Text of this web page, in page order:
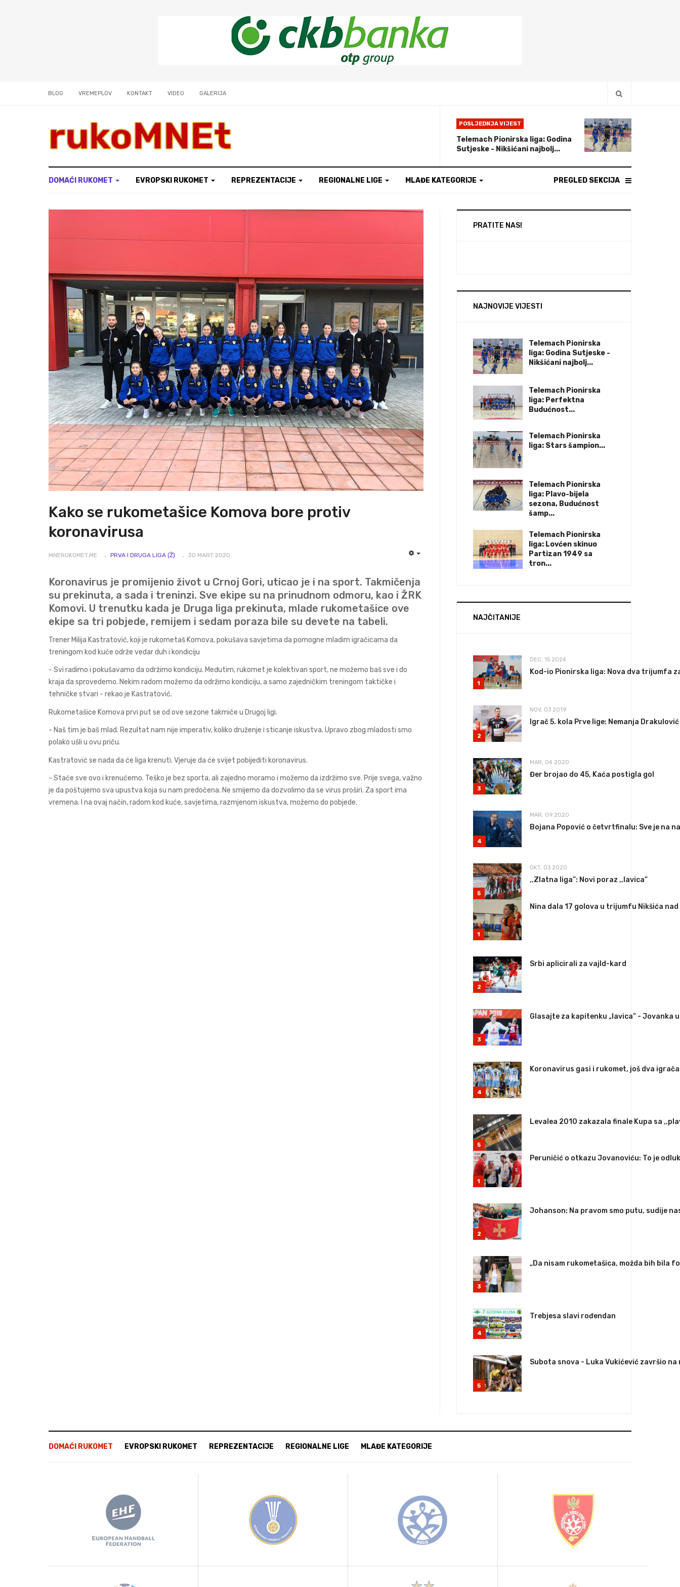
BLOG VREMEPLOV KONTAKT VIDEO GALERIJA
rukoMNEt POSLJEDNJA VIJEST
Telemach Pionirska liga: Godina
Sutjeske - Nikšićani najbolj...
DOMAĆI RUKOMET EVROPSKI RUKOMET REPREZENTACIJE REGIONALNE LIGE MLAĐE KATEGORIJE PREGLED SEKCIJA
Kako se rukometašice Komova bore protiv
koronavirusa
MNERUKOMET.ME PRVA I DRUGA LIGA (Ž) 30 MART 2020
Koronavirus je promijenio život u Crnoj Gori, uticao je i na sport. Takmičenja
su prekinuta, a sada i treninzi. Sve ekipe su na prinudnom odmoru, kao i ŽRK
Komovi. U trenutku kada je Druga liga prekinuta, mlade rukometašice ove
ekipe sa tri pobjede, remijem i sedam poraza bile su devete na tabeli.
Trener Milija Kastratović, koji je rukometaš Komova, pokušava savjetima da pomogne mladim igračicama da
treningom kod kuće održe vedar duh i kondiciju
- Svi radimo i pokušavamo da održimo kondiciju. Međutim, rukomet je kolektivan sport, ne možemo baš sve i do
kraja da sprovedemo. Nekim radom možemo da održimo kondiciju, a samo zajedničkim treningom taktičke i
tehničke stvari - rekao je Kastratović.
Rukometašice Komova prvi put se od ove sezone takmiče u Drugoj ligi.
- Naš tim je baš mlad. Rezultat nam nije imperativ, koliko druženje i sticanje iskustva. Upravo zbog mladosti smo
polako ušli u ovu priču.
Kastratović se nada da će liga krenuti. Vjeruje da će svijet pobijediti koronavirus.
- Staće sve ovo i krenućemo. Teško je bez sporta, ali zajedno moramo i možemo da izdržimo sve. Prije svega, važno
je da poštujemo sva upustva koja su nam predočena. Ne smijemo da dozvolimo da se virus proširi. Za sport ima
vremena. I na ovaj način, radom kod kuće, savjetima, razmjenom iskustva, možemo do pobjede.
PRATITE NAS!
NAJNOVIJE VIJESTI
Telemach Pionirska
liga: Godina Sutjeske -
Nikšićani najbolj...
Telemach Pionirska
liga: Perfektna
Budućnost...
Telemach Pionirska
liga: Stars šampion...
Telemach Pionirska
liga: Plavo-bijela
sezona, Budućnost
šamp...
Telemach Pionirska
liga: Lovćen skinuo
Partizan 1949 sa
tron...
NAJČITANIJE
1
DEC, 15 2024
Kod-io Pionirska liga: Nova dva trijumfa
2
NOV, 03 2019
Igrač 5. kola Prve lige: Nemanja
3
MAR, 04 2020
Đer brojao do 45, Kaća postigla gol
4
MAR, 09 2020
Bojana Popović o četvrtfinalu: Sve je na
5
OKT, 03 2020
,,Zlatna liga”: Novi poraz ,,lavica”
1
Nina dala 17 golova u trijumfu Nikšića nad
2
Srbi aplicirali za vajld-kard
3
Glasajte za kapitenku „lavica” -
4
Koronavirus gasi i rukomet, još dva
5
Levalea 2010 zakazala finale Kupa sa
1
Peruničić o otkazu Jovanoviću: To je
2
Johanson: Na pravom smo putu, sudije
3
„Da nisam rukometašica, možda bih bila
4
Trebjesa slavi rođendan
5
Subota snova - Luka Vukićević završio
DOMAĆI RUKOMET EVROPSKI RUKOMET REPREZENTACIJE REGIONALNE LIGE MLAĐE KATEGORIJE